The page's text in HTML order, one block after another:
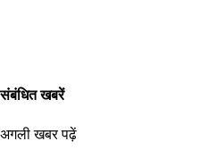
संबंधित खबरें
अगली खबर पढ़ें